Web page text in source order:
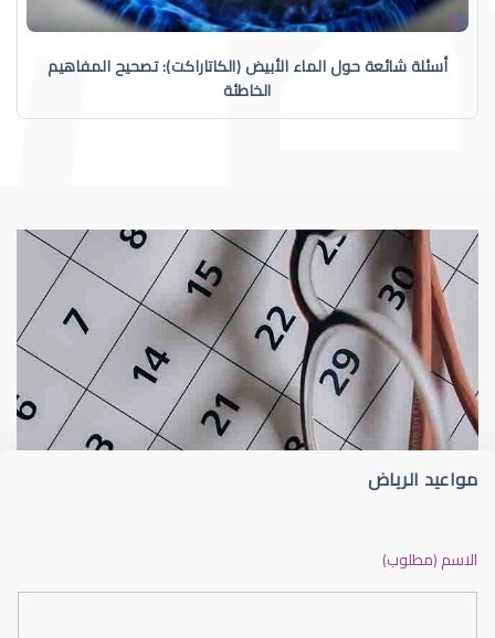
أسئلة شائعة حول الماء الأبيض (الكاتاراكت): تصحيح المفاهيم
الخاطئة
أعراض الماء الماء الأبيض
مواعيد الرياض
الاسم (مطلوب)